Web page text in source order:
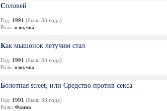
Соловей
Год: 1991 (было 33 года)
Роль: озвучка
Как мышонок летучим стал
Год: 1991 (было 33 года)
Роль: озвучка
Болотная street, или Средство против секса
Год: 1991 (было 33 года)
Роль: Фаина